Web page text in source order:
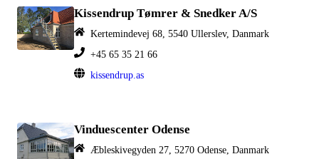
Kissendrup Tømrer & Snedker A/S
Kertemindevej 68, 5540 Ullerslev, Danmark
+45 65 35 21 66
kissendrup.as
Vinduescenter Odense
Æbleskivegyden 27, 5270 Odense, Danmark